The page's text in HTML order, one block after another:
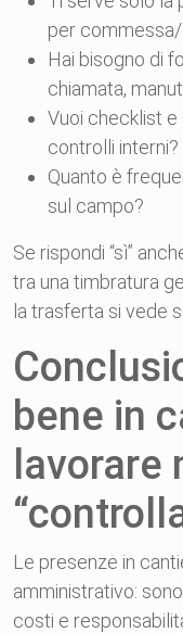
per
Hai bisogno di
chiamata,
Vuoi checklist
controlli interni?
Quanto è
sul campo?
Se rispondi “sì”
tra una timbratura
la trasferta si vede
bene in
lavorare
Le presenze in
amministrativo:
costi e